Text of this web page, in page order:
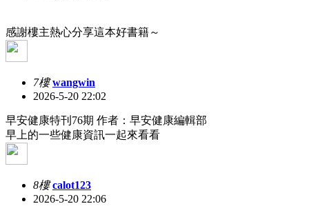
感謝樓主熱心分享這本好書籍～
7樓 wangwin
2026-5-20 22:02
早安健康特刊76期 作者：早安健康編輯部
早上的一些健康資訊一起來看看
8樓 calot123
2026-5-20 22:06